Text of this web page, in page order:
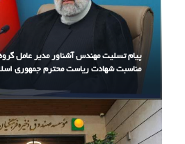
پیام تسلیت مهندس آشناور مدیر عامل
مناسبت شهادت ریاست محترم جمهوری